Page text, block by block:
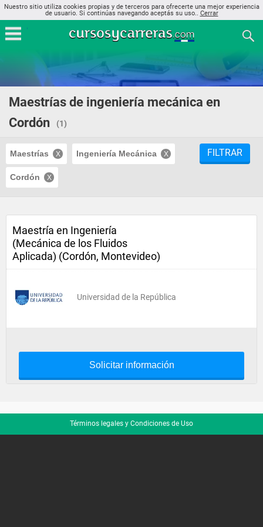
Nuestro sitio utiliza cookies propias y de terceros para ofrecerte una mejor experiencia
de usuario. Si continúas navegando aceptás su uso.. Cerrar
Maestrías de ingeniería mecánica en
Cordón
(1)
Maestrías Ingeniería Mecánica
Cordón
FILTRAR
Maestría en Ingeniería
(Mecánica de los Fluidos
Aplicada) (Cordón, Montevideo)
Universidad de la República
Solicitar información
Términos legales y Condiciones de Uso